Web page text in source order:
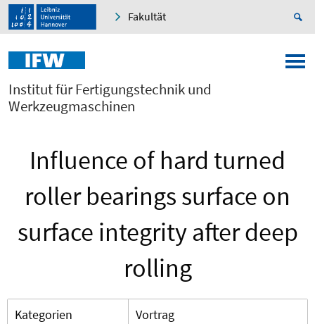
Fakultät
Institut für Fertigungstechnik und
Werkzeugmaschinen
Influence of hard turned
roller bearings surface on
surface integrity after deep
rolling
Kategorien
Vortrag